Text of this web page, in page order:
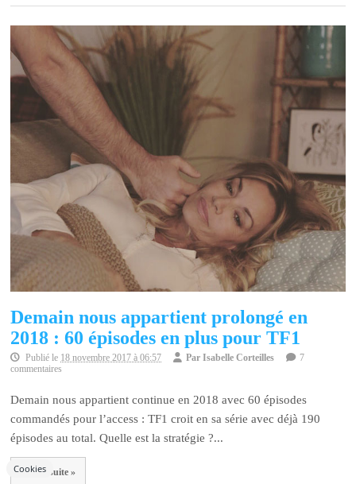
Demain nous appartient prolongé en
2018 : 60 épisodes en plus pour TF1
Publié le 18 novembre 2017 à 06:57 ParIsabelle Corteilles
7
commentaires
Demain nous appartient continue en 2018 avec 60 épisodes
commandés pour l’access : TF1 croit en sa série avec déjà 190
épisodes au total. Quelle est la stratégie ?...
Lire la suite »
Cookies